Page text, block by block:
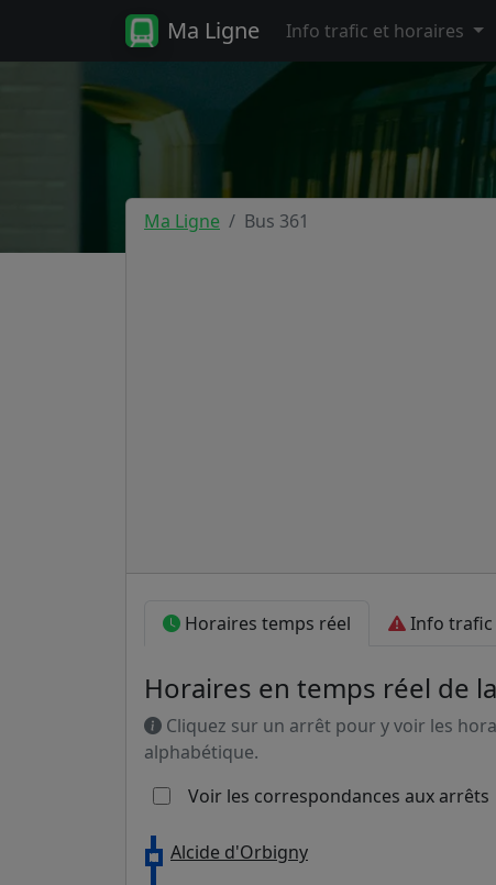
Ma Ligne Info trafic et horaires
Ma Ligne Bus 361
Horaires temps réel Info trafic
Horaires en temps réel de
Cliquez sur un arrêt pour y voir les
alphabétique.
Voir les correspondances aux arrêts
Alcide d'Orbigny